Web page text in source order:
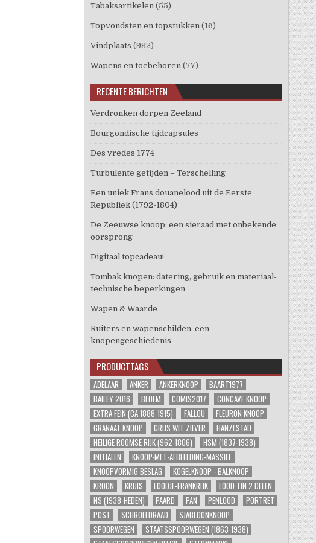
Tabaksartikelen (55)
Topvondsten en topstukken (16)
Vindplaats (982)
Wapens en toebehoren (77)
RECENTE BERICHTEN
Verdronken dorpen Zeeland
Bourgondische tijdcapsules
Des vredes 1774
Turbulente getijden – Terschelling
Een uniek Frans douanelood uit de Eerste
Republiek (1792-1804)
De Zeeuwse knoop: een sieraad met onbekende
oorsprong
Digitaal topcadeau!
Tombak knopen: datering, gebruik en materiaal-
technische beperkingen
Wapen & Waarde
Ruiters en wapenschilden, een
knopengeschiedenis
PRODUCTTAGS
ADELAAR ANKER ANKERKNOOP
BAART1977
BAILEY 2016
BLOEM COMIS2017
CONCAVE KNOOP
EXTRA FEIN (CA 1888-1915)
FALLOU
FLEURON KNOOP
GRANAAT KNOOP
GRIJS WIT ZILVER
HANZESTAD
HEILIGE ROOMSE RIJK (962-1806)
HSM (1837-1938)
INITIALEN
KNOOP-MET-AFBEELDING-MASSIEF
KNOOPVORMIG BESLAG
KOGELKNOOP - BALKNOOP
KROON
KRUIS LOODJE-FRANKRIJK
LOOD TIN 2 DELEN
NS (1938-HEDEN)
PAARD PAN PENLOOD
PORTRET
POST
SCHROEFDRAAD
SJABLOONKNOOP
SPOORWEGEN
STAATSSPOORWEGEN (1863-1938)